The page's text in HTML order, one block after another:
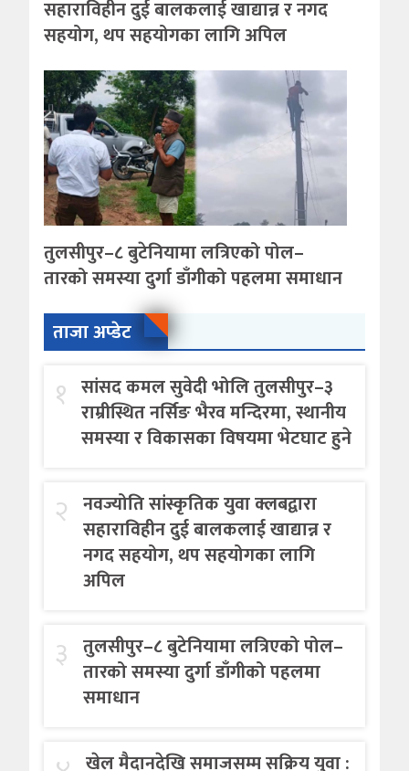
सहाराविहीन दुई बालकलाई खाद्यान्न र नगद
सहयोग, थप सहयोगका लागि अपिल
तुलसीपुर–८ बुटेनियामा लत्रिएको पोल–
तारको समस्या दुर्गा डाँगीको पहलमा समाधान
ताजा अप्डेट
१ सांसद कमल सुवेदी भोलि तुलसीपुर–३
राम्रीस्थित नर्सिङ भैरव मन्दिरमा, स्थानीय
समस्या र विकासका विषयमा भेटघाट हुने
२ नवज्योति सांस्कृतिक युवा क्लबद्वारा
सहाराविहीन दुई बालकलाई खाद्यान्न र
नगद सहयोग, थप सहयोगका लागि
अपिल
३ तुलसीपुर–८ बुटेनियामा लत्रिएको पोल–
तारको समस्या दुर्गा डाँगीको पहलमा
समाधान
खेल मैदानदेखि समाजसम्म सक्रिय युवा :